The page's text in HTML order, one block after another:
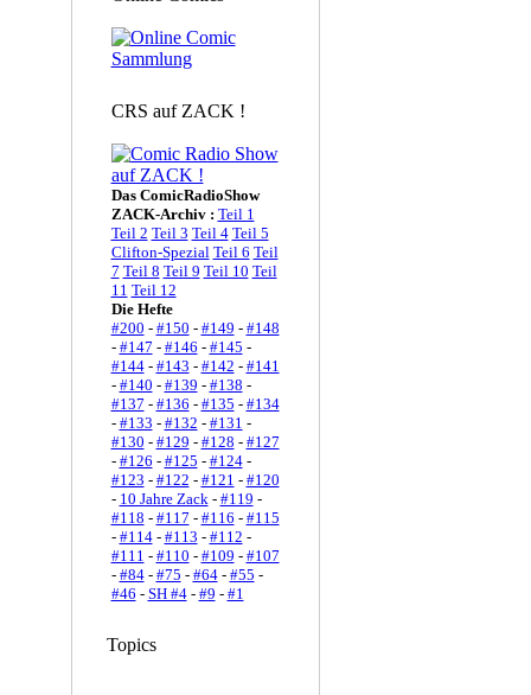
CRS auf ZACK !
Das ComicRadioShow
ZACK-Archiv : Teil 1
Teil 2 Teil 3 Teil 4 Teil 5
Clifton-Spezial Teil 6 Teil
7 Teil 8 Teil 9 Teil 10 Teil
11 Teil 12
Die Hefte
#200 - #150 - #149 - #148
- #147 - #146 - #145 -
#144- #143 - #142 - #141
- #140 - #139 - #138 -
#137 - #136 - #135 - #134
- #133 - #132 - #131 -
#130 - #129 - #128 - #127
- #126 - #125 - #124-
#123 - #122 - #121 - #120
- 10 Jahre Zack- #119 -
#118 - #117 - #116 - #115
- #114- #113 - #112 -
#111 - #110 - #109 - #107
- #84- #75 - #64- #55 -
#46 - SH #4- #9 - #1
Topics